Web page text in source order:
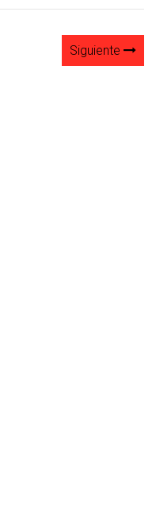
Siguiente